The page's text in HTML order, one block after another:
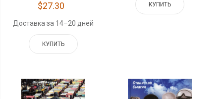
$27.30
Доставка за 14–20 дней
КУПИТЬ
КУПИТЬ